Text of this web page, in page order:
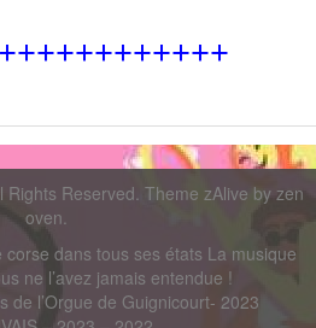
Rights Reserved. Theme zAlive by zen
oven
dans tous ses états La musique
ne l’avez jamais entendue !
de l’Orgue de Guignicourt- 2023